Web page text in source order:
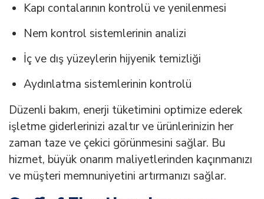
Kapı contalarının kontrolü ve yenilenmesi
Nem kontrol sistemlerinin analizi
İç ve dış yüzeylerin hijyenik temizliği
Aydınlatma sistemlerinin kontrolü
Düzenli bakım, enerji tüketimini optimize ederek
işletme giderlerinizi azaltır ve ürünlerinizin her
zaman taze ve çekici görünmesini sağlar. Bu
hizmet, büyük onarım maliyetlerinden kaçınmanızı
ve müşteri memnuniyetini artırmanızı sağlar.